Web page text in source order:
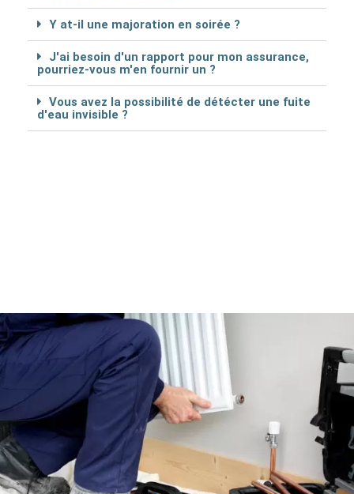
Y at-il une majoration en soirée ?
J'ai besoin d'un rapport pour mon assurance,
pourriez-vous m'en fournir un ?
Vous avez la possibilité de détécter une fuite
d'eau invisible ?